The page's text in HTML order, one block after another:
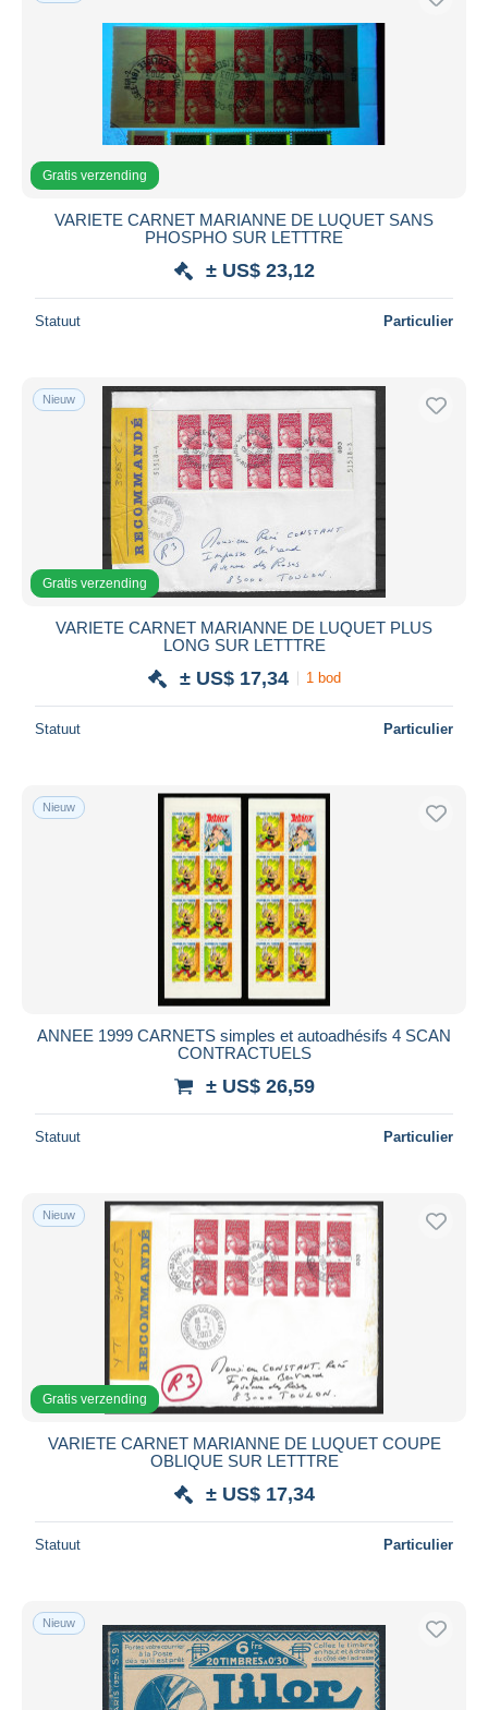
Gratis verzending
VARIETE CARNET MARIANNE DE LUQUET SANS
PHOSPHO SUR LETTTRE
± US$ 23,12
Statuut Particulier
Nieuw
Gratis verzending
VARIETE CARNET MARIANNE DE LUQUET PLUS
LONG SUR LETTTRE
± US$ 17,34 1 bod
Statuut Particulier
Nieuw
ANNEE 1999 CARNETS simples et autoadhésifs 4 SCAN
CONTRACTUELS
± US$ 26,59
Statuut Particulier
Nieuw
Gratis verzending
VARIETE CARNET MARIANNE DE LUQUET COUPE
OBLIQUE SUR LETTTRE
± US$ 17,34
Statuut Particulier
Nieuw